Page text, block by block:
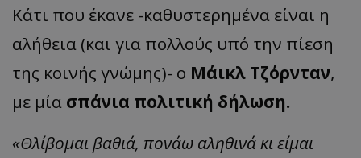
Κάτι που έκανε -καθυστερημένα είναι η
αλήθεια (και για πολλούς υπό την πίεση
της κοινής γνώμης)- ο Μάικλ Τζόρνταν,
με μία σπάνια πολιτική δήλωση.
«Θλίβομαι βαθιά, πονάω αληθινά κι είμαι